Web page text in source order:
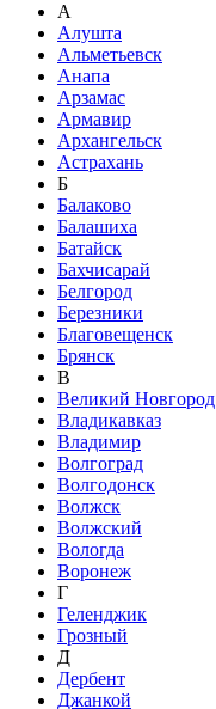
А
Алушта
Альметьевск
Анапа
Арзамас
Армавир
Архангельск
Астрахань
Б
Балаково
Балашиха
Батайск
Бахчисарай
Белгород
Березники
Благовещенск
Брянск
В
Великий Новгород
Владикавказ
Владимир
Волгоград
Волгодонск
Волжск
Волжский
Вологда
Воронеж
Г
Геленджик
Грозный
Д
Дербент
Джанкой